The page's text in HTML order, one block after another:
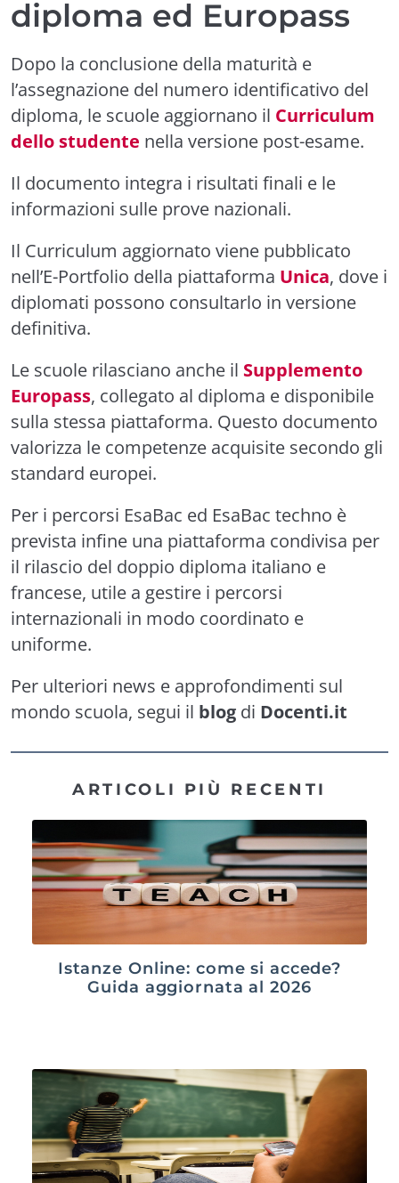
diploma ed Europass
Dopo la conclusione della maturità e
l’assegnazione del numero identificativo del
diploma, le scuole aggiornano il Curriculum
dello studente nella versione post-esame.
Il documento integra i risultati finali e le
informazioni sulle prove nazionali.
Il Curriculum aggiornato viene pubblicato
nell’E-Portfolio della piattaforma Unica, dove i
diplomati possono consultarlo in versione
definitiva.
Le scuole rilasciano anche il Supplemento
Europass, collegato al diploma e disponibile
sulla stessa piattaforma. Questo documento
valorizza le competenze acquisite secondo gli
standard europei.
Per i percorsi EsaBac ed EsaBac techno è
prevista infine una piattaforma condivisa per
il rilascio del doppio diploma italiano e
francese, utile a gestire i percorsi
internazionali in modo coordinato e
uniforme.
Per ulteriori news e approfondimenti sul
mondo scuola, segui il blog di Docenti.it
ARTICOLI PIÙ RECENTI
Istanze Online: come si accede?
Guida aggiornata al 2026